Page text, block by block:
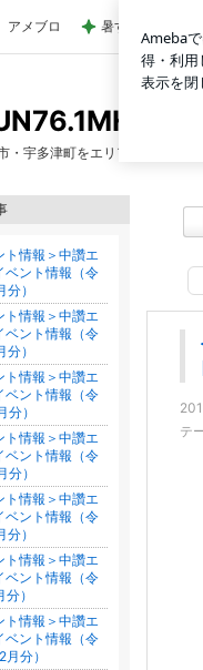
家の千田さん ゲスト
アメブロ 暑すぎて苦でし
のブ
・宇多津町をエリアとしたコミ
テ
ト情報＞中讚エ
ベント情報（令
）
ト情報＞中讚エ
ベント情報（令
）
ト情報＞中讚エ
ベント情報（令
分）
ト情報＞中讚エ
ベント情報（令
分）
ト情報＞中讚エ
ベント情報（令
）
ト情報＞中讚エ
ベント情報（令
）
ト情報＞中讚エ
ベント情報（令
分）